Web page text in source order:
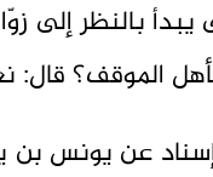
يبدأ بالنظر
الموقف؟ قال:
عن يونس